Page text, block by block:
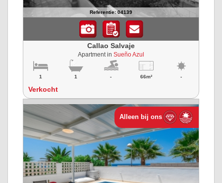
Referentie: 04139
Callao Salvaje
Apartment in Sueño Azul
1 1 - 66m² -
Verkocht
Alleen bij ons